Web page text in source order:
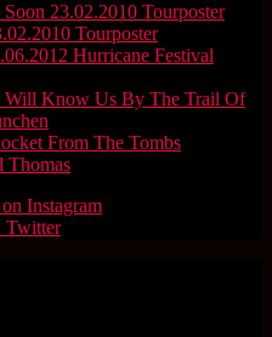
23.02.2010 Tourposter
Tourposter
Hurricane Festival
Will Know Us By The Trail Of
From The Tombs
Thomas